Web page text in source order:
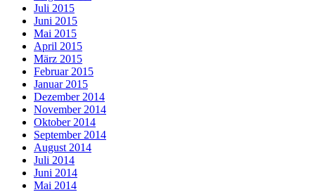
Juli 2015
Juni 2015
Mai 2015
April 2015
März 2015
Februar 2015
Januar 2015
Dezember 2014
November 2014
Oktober 2014
September 2014
August 2014
Juli 2014
Juni 2014
Mai 2014